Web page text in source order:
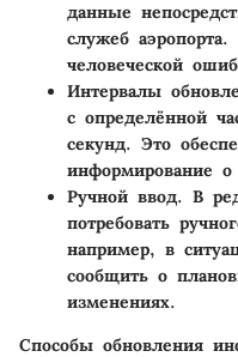
данные
служеб
Интервалы
с определённой
секунд. Это
информирование о
Ручной ввод. В
потребовать
например, в
сообщить о
изменениях.
Способы обновления